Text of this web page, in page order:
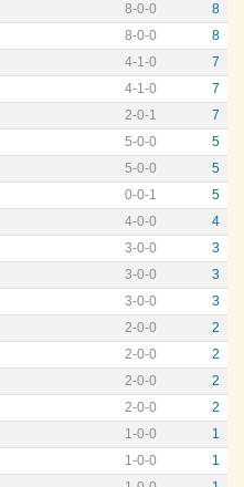
8-0-0
8
8-0-0
8
4-1-0
7
4-1-0
7
2-0-1
7
5-0-0
5
5-0-0
5
0-0-1
5
4-0-0
4
3-0-0
3
3-0-0
3
3-0-0
3
2-0-0
2
2-0-0
2
2-0-0
2
2-0-0
2
1-0-0
1
1-0-0
1